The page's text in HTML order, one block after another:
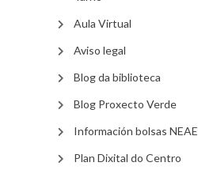
Aula Virtual
Aviso legal
Blog da biblioteca
Blog Proxecto Verde
Información bolsas NEAE
Plan Dixital do Centro